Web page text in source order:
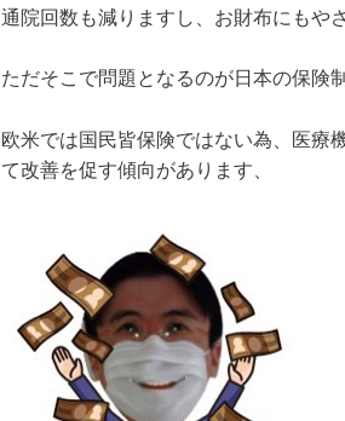
通院回数も減りますし、お財布にもや
ただそこで問題となるのが日本の保険
欧米では国民皆保険ではない為、医療
て改善を促す傾向があります、